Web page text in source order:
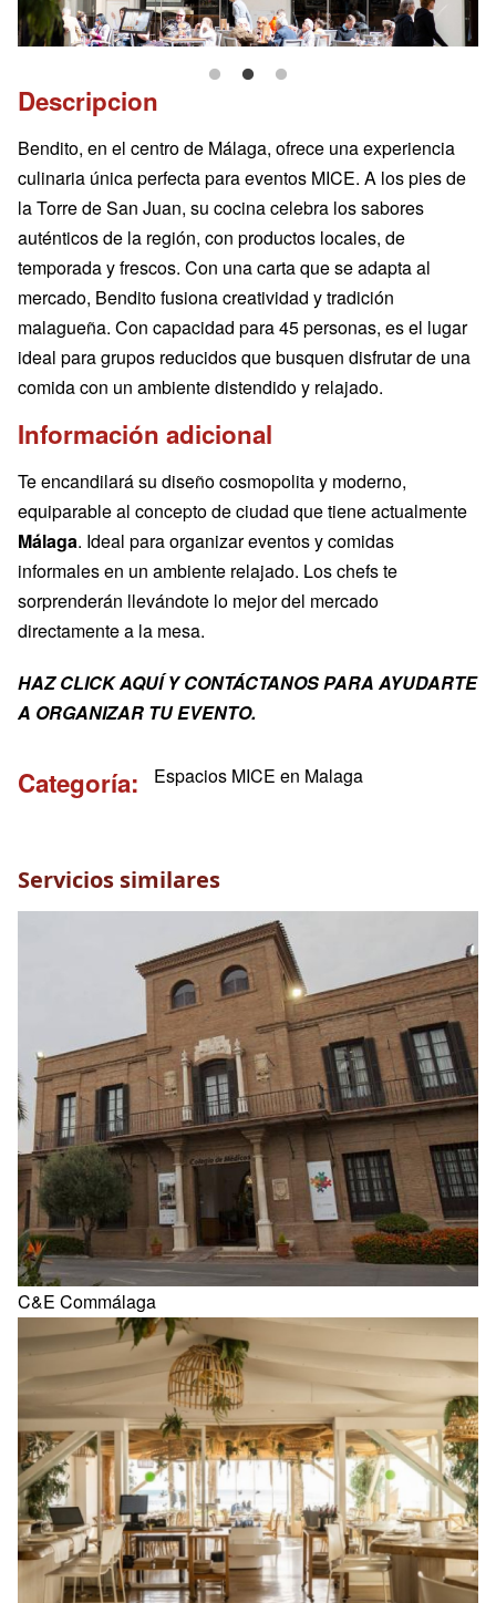
Descripcion
Bendito, en el centro de Málaga, ofrece una experiencia
culinaria única perfecta para eventos MICE. A los pies de
la Torre de San Juan, su cocina celebra los sabores
auténticos de la región, con productos locales, de
temporada y frescos. Con una carta que se adapta al
mercado, Bendito fusiona creatividad y tradición
malagueña. Con capacidad para 45 personas, es el lugar
ideal para grupos reducidos que busquen disfrutar de una
comida con un ambiente distendido y relajado.
Información adicional
Te encandilará su diseño cosmopolita y moderno,
equiparable al concepto de ciudad que tiene actualmente
Málaga. Ideal para organizar eventos y comidas
informales en un ambiente relajado. Los chefs te
sorprenderán llevándote lo mejor del mercado
directamente a la mesa.
HAZ CLICK AQUÍ Y CONTÁCTANOS PARA AYUDARTE
A ORGANIZAR TU EVENTO.
Categoría Espacios MICE en Malaga
Servicios similares
C&E Commálaga